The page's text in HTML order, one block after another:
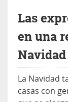
Las
en una
Navidad
La Navidad
casas con